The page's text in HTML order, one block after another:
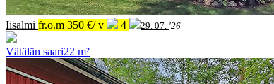
Iisalmi fr.o.m.350 €/ v 4 29. 07. '26
Vätälän saari22 m²